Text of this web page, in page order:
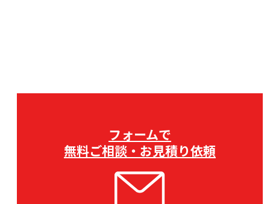
フォームで
無料ご相談・お見積り依頼